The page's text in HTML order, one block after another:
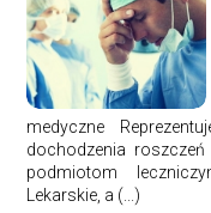
medyczne
dochodzenia
podmiotom
Lekarskie, a (...)